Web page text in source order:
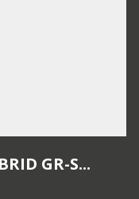
GR-S...